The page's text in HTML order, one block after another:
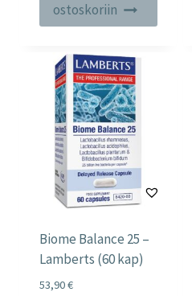
ostoskoriin
Biome Balance 25 –
Lamberts (60 kap)
53,90€